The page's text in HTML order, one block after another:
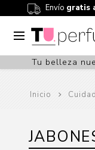
Envío gratis
Tu belleza
Inicio